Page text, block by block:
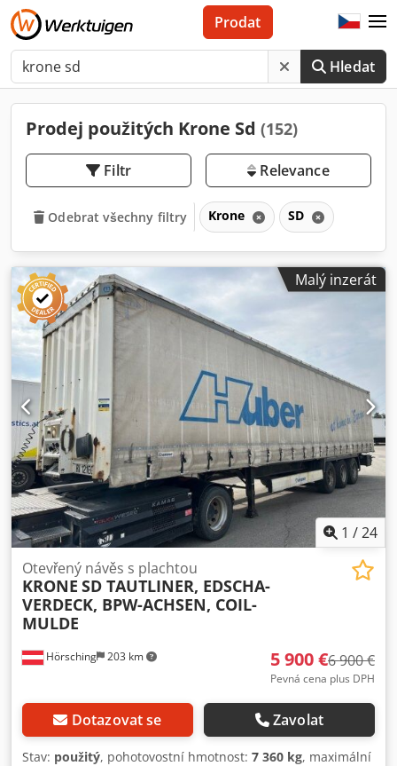
Hledat
Prodat
Prodej použitých Krone Sd (152)
Filtr Relevance
Odebrat všechny filtry Krone SD
Malý inzerát
1 /24
Hörsching 203 km
Otevřený návěs s plachtou
KRONE SD TAUTLINER, EDSCHA-
VERDECK, BPW-ACHSEN, COIL-
MULDE
5 900 €6 900 €
Pevná cena plus DPH
Dotazovat se Zavolat
Stav: použitý, pohotovostní hmotnost: 7 360 kg, maximální